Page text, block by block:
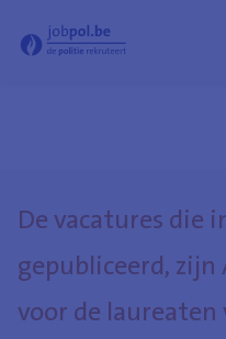
- Jobpol
De vacatures die
gepubliceerd, zijn
voor de laureaten